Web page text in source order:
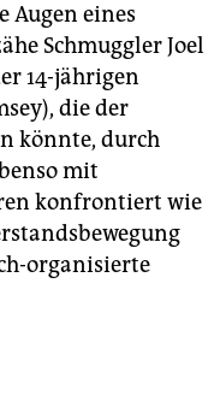
Augen eines
Schmuggler Joel
14-jährigen
die der
könnte, durch
mit
konfrontiert wie
organisierte